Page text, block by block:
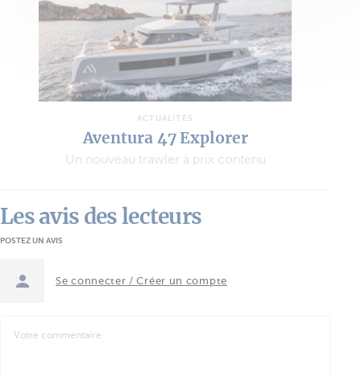
ACTUALITÉS
Aventura 47 Explorer
Un nouveau trawler à prix contenu
Les avis des lecteurs
POSTEZ UN AVIS
Se connecter / Créer un compte